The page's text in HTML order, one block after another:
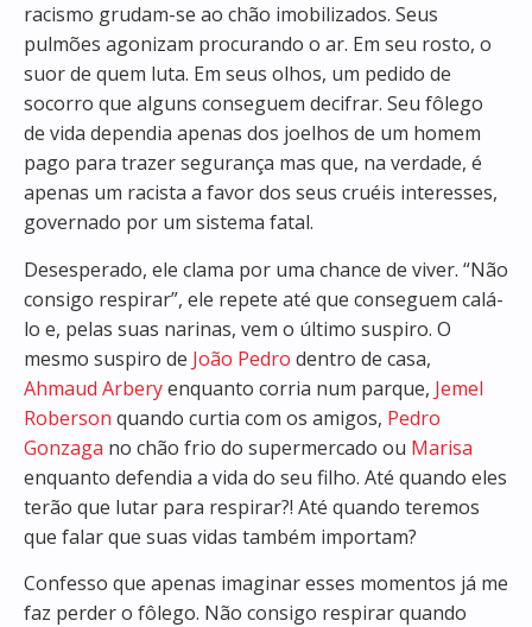
racismo grudam-se ao chão imobilizados. Seus
pulmões agonizam procurando o ar. Em seu rosto, o
suor de quem luta. Em seus olhos, um pedido de
socorro que alguns conseguem decifrar. Seu fôlego
de vida dependia apenas dos joelhos de um homem
pago para trazer segurança mas que, na verdade, é
apenas um racista a favor dos seus cruéis interesses,
governado por um sistema fatal.
Desesperado, ele clama por uma chance de viver. “Não
consigo respirar”, ele repete até que conseguem calá-
lo e, pelas suas narinas, vem o último suspiro. O
mesmo suspiro de João Pedro dentro de casa,
Ahmaud Arberyenquanto corria num parque, Jemel
Roberson quando curtia com os amigos, Pedro
Gonzaga no chão frio do supermercado ou Marisa
enquanto defendia a vida do seu filho. Até quando eles
terão que lutar para respirar?! Até quando teremos
que falar que suas vidas também importam?
Confesso que apenas imaginar esses momentos já me
faz perder o fôlego. Não consigo respirar quando